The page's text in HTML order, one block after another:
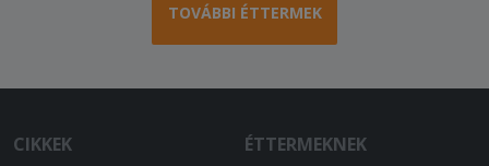
TOVÁBBI ÉTTERMEK
CIKKEK
ÉTTERMEKNEK